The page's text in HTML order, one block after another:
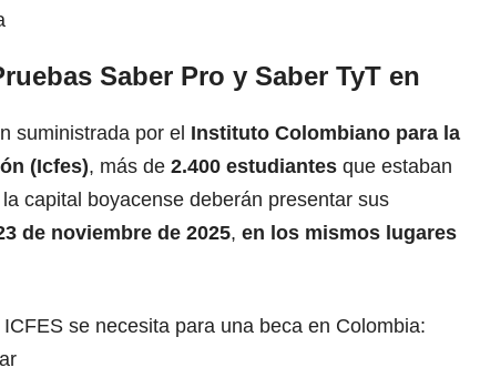
Saber Pro y Saber TyT en
suministrada por el Instituto Colombiano para la
(Icfes), más de 2.400 estudiantes que estaban
capital boyacense deberán presentar sus
de noviembre de 2025, en los mismos lugares
se necesita para una beca en Colombia: